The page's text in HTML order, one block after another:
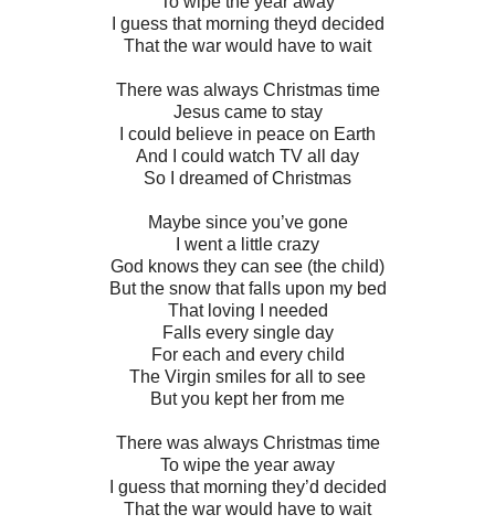
I guess that morning theyd decided
That the war would have to wait
There was always Christmas time
Jesus came to stay
I could believe in peace on Earth
And I could watch TV all day
So I dreamed of Christmas
Maybe since you’ve gone
I went a little crazy
God knows they can see (the child)
But the snow that falls upon my bed
That loving I needed
Falls every single day
For each and every child
The Virgin smiles for all to see
But you kept her from me
There was always Christmas time
To wipe the year away
I guess that morning they’d decided
That the war would have to wait